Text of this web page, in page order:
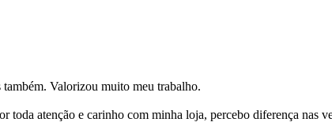
Valorizou muito meu trabalho.
atenção e carinho com minha loja, percebo diferença nas